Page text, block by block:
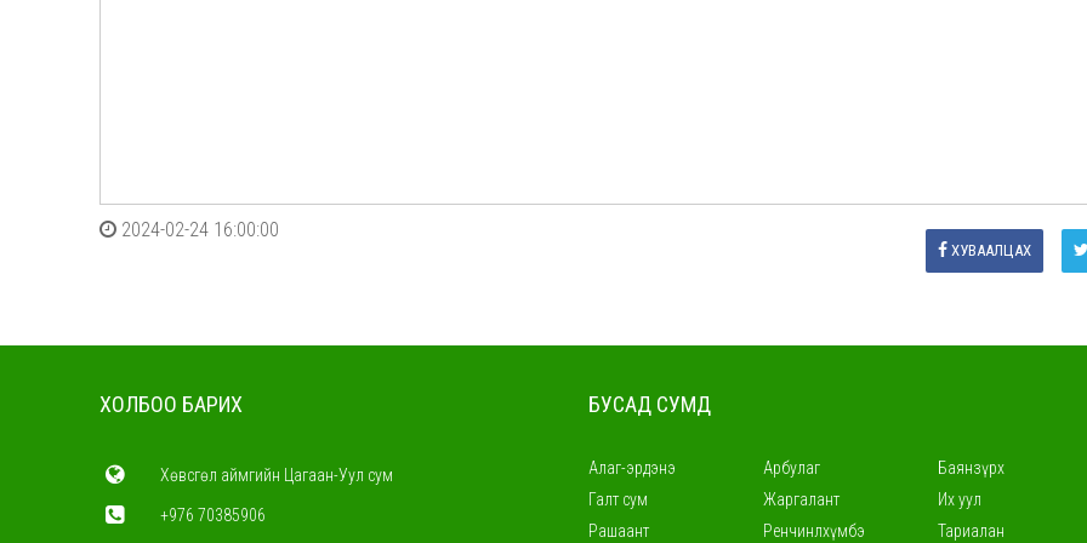
2024-02-24 16:00:00
ХУВААЛЦАХ
ХОЛБОО БАРИХ
Хөвсгөл аймгийн Цагаан-Уул сум
+976 70385906
БУСАД СУМД
Алаг-эрдэнэ Арбулаг Баянзүрх
Галт сум
Жаргалант Их уул
Рашаант
Ренчинлхүмбэ Тариалан